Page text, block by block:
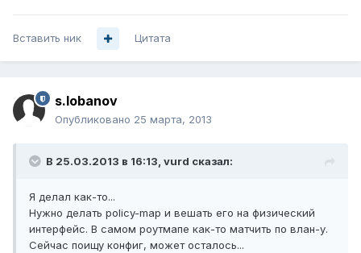
Вставить ник Цитата
s.lobanov
Опубликовано 25 марта, 2013
В 25.03.2013 в 16:13, vurd сказал:
Я делал как-то...
Нужно делать policy-map и вешать его на физический
интерфейс. В самом роутмапе как-то матчить по влан-у.
Сейчас поищу конфиг, может осталось...